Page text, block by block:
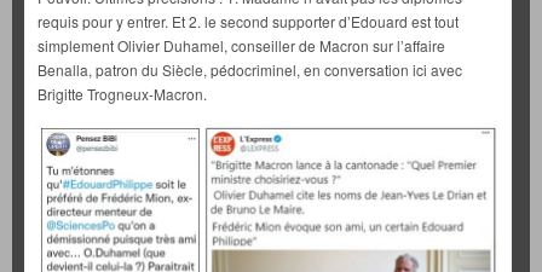
requis pour y entrer. Et 2. le second supporter d’Edouard est tout
simplement Olivier Duhamel, conseiller de Macron sur l’affaire
Benalla, patron du Siècle, pédocriminel, en conversation ici avec
Brigitte Trogneux-Macron.